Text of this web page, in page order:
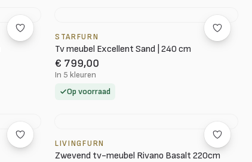
STARFURN
Tv meubel Excellent Sand | 240 cm
€ 799,00
In 5 kleuren
Op voorraad
LIVINGFURN
Zwevend tv-meubel Rivano Basalt 220cm